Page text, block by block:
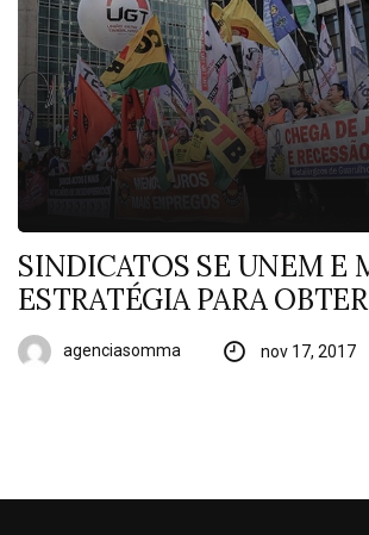
SINDICATOS SE UNEM E
ESTRATÉGIA PARA
agenciasomma nov 17, 2017